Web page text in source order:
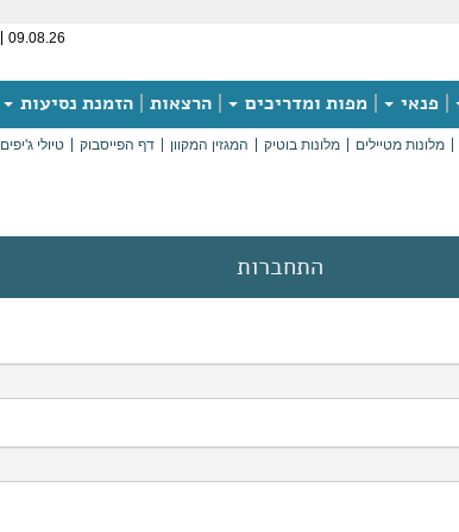
09.08.26
פנאי מפות ומדריכים הרצאות הזמנת נסיעות
מלונות מטיילים מלונות בוטיק המגזין המקוון דף הפייסבוק טיולי ג'יפים
התחברות